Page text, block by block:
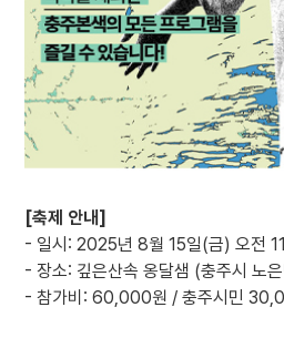
[축제 안내]
- 일시: 2025년 8월 15일(금) 오전
- 장소: 깊은산속 옹달샘 (충주시 노
- 참가비: 60,000원 / 충주시민